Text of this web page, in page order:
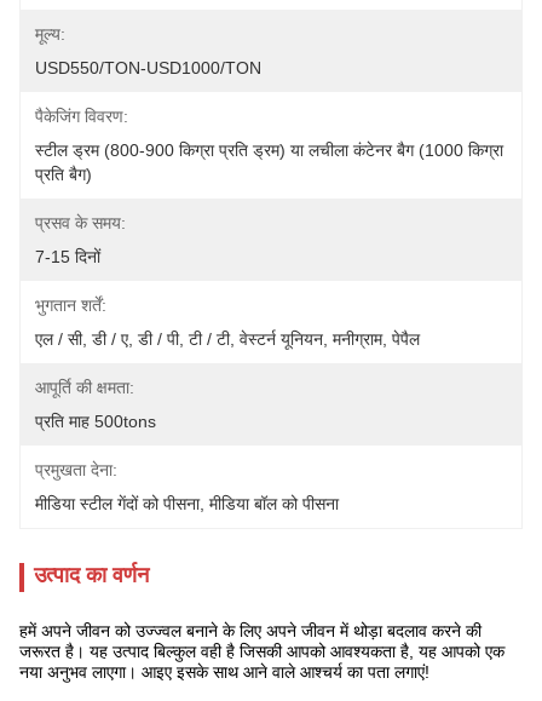
मूल्य:
USD550/TON-USD1000/TON
पैकेजिंग विवरण:
स्टील ड्रम (800-900 किग्रा प्रति ड्रम) या लचीला कंटेनर बैग (1000 किग्रा
प्रति बैग)
प्रसव के समय:
7-15 दिनों
भुगतान शर्तें:
एल / सी, डी / ए, डी / पी, टी / टी, वेस्टर्न यूनियन, मनीग्राम, पेपैल
आपूर्ति की क्षमता:
प्रति माह 500tons
प्रमुखता देना:
मीडिया स्टील गेंदों को पीसना, मीडिया बॉल को पीसना
उत्पाद का वर्णन
हमें अपने जीवन को उज्ज्वल बनाने के लिए अपने जीवन में थोड़ा बदलाव करने की
जरूरत है। यह उत्पाद बिल्कुल वही है जिसकी आपको आवश्यकता है, यह आपको एक
नया अनुभव लाएगा। आइए इसके साथ आने वाले आश्चर्य का पता लगाएं!